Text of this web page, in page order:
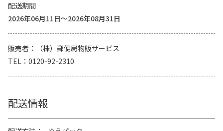
配送期間
2026年06月11日～2026年08月31日
販売者
（株）郵便局物販サービス
TEL
0120-92-2310
配送情報